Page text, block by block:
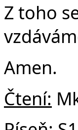
Z toho
Amen.
Čtení: